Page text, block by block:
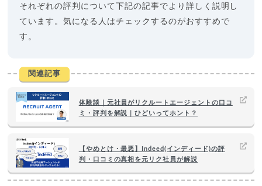
それぞれの評判について下記の記事でより詳しく説明し
ています。気になる人はチェックするのがおすすめで
す。
関連記事
体験談｜元社員がリクルートエージェントの口コ
ミ・評判を解説｜ひどいってホント？
【やめとけ・最悪】Indeed(インディード)の評
判・口コミの真相を元リク社員が解説